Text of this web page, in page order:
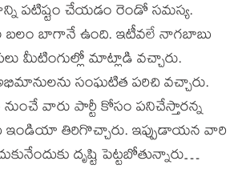
పటిష్టం చేయడం రెండో సమస్య.
బలం బాగానే ఉంది. ఇటీవలే నాగబాబు
మీటింగుల్లో మాట్లాడి వచ్చారు.
సంఘటిత పరిచి వచ్చారు.
నుంచే వారు పార్టీ కోసం పనిచేస్తారన్న
తిరిగొచ్చారు. ఇప్పుడాయన వారి
దృష్టి పెట్టబోతున్నారు…